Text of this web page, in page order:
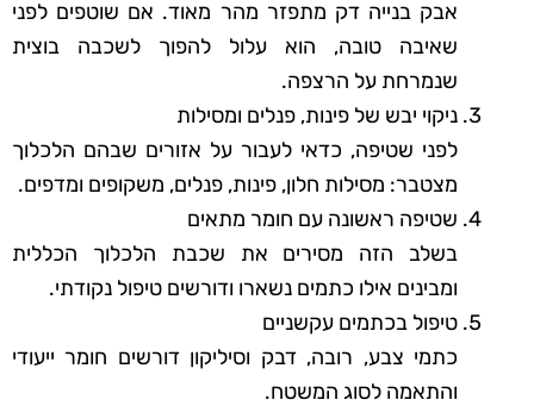
אבק בנייה דק מתפזר מהר מאוד. אם שוטפים לפני
שאיבה טובה, הוא עלול להפוך לשכבה בוצית
שנמרחת על הרצפה.
ניקוי יבש של פינות, פנלים ומסילות
לפני שטיפה, כדאי לעבור על אזורים שבהם הלכלוך
מצטבר: מסילות חלון, פינות, פנלים, משקופים ומדפים.
שטיפה ראשונה עם חומר מתאים
בשלב הזה מסירים את שכבת הלכלוך הכללית
ומבינים אילו כתמים נשארו ודורשים טיפול נקודתי.
טיפול בכתמים עקשניים
כתמי צבע, רובה, דבק וסיליקון דורשים חומר ייעודי
והתאמה לסוג המשטח.